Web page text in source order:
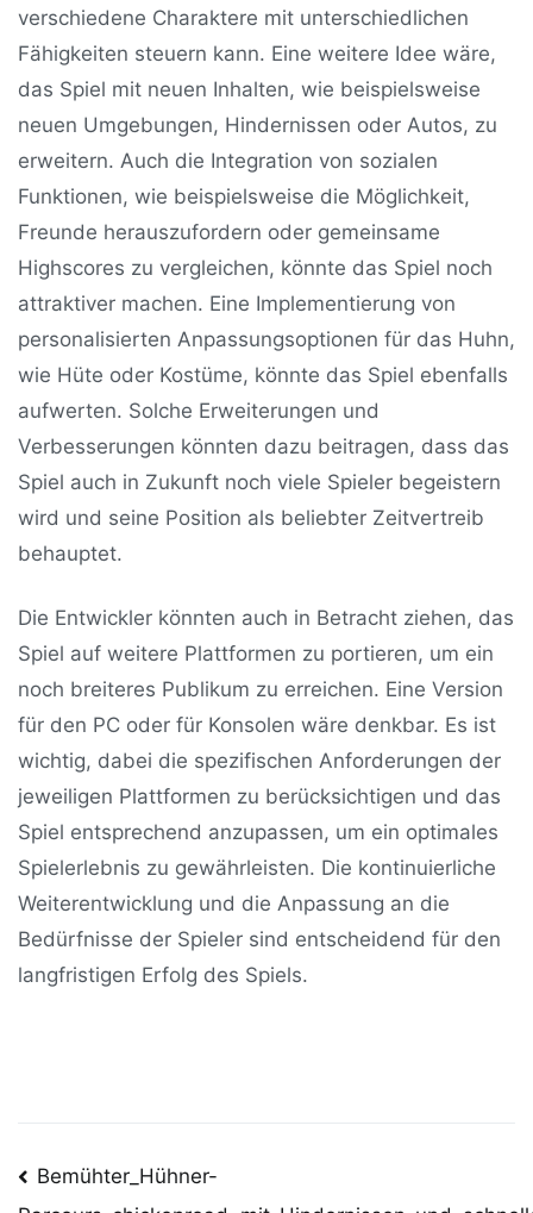
verschiedene Charaktere mit unterschiedlichen
Fähigkeiten steuern kann. Eine weitere Idee wäre,
das Spiel mit neuen Inhalten, wie beispielsweise
neuen Umgebungen, Hindernissen oder Autos, zu
erweitern. Auch die Integration von sozialen
Funktionen, wie beispielsweise die Möglichkeit,
Freunde herauszufordern oder gemeinsame
Highscores zu vergleichen, könnte das Spiel noch
attraktiver machen. Eine Implementierung von
personalisierten Anpassungsoptionen für das Huhn,
wie Hüte oder Kostüme, könnte das Spiel ebenfalls
aufwerten. Solche Erweiterungen und
Verbesserungen könnten dazu beitragen, dass das
Spiel auch in Zukunft noch viele Spieler begeistern
wird und seine Position als beliebter Zeitvertreib
behauptet.
Die Entwickler könnten auch in Betracht ziehen, das
Spiel auf weitere Plattformen zu portieren, um ein
noch breiteres Publikum zu erreichen. Eine Version
für den PC oder für Konsolen wäre denkbar. Es ist
wichtig, dabei die spezifischen Anforderungen der
jeweiligen Plattformen zu berücksichtigen und das
Spiel entsprechend anzupassen, um ein optimales
Spielerlebnis zu gewährleisten. Die kontinuierliche
Weiterentwicklung und die Anpassung an die
Bedürfnisse der Spieler sind entscheidend für den
langfristigen Erfolg des Spiels.
Post
Bemühter_Hühner-